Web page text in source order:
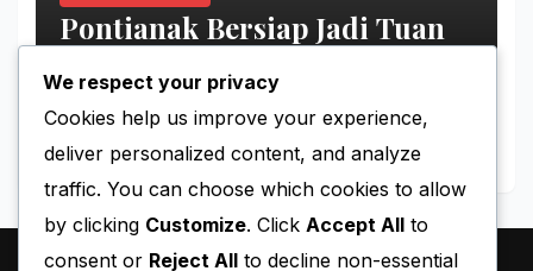
Pontianak Bersiap Jadi Tuan
Rumah Ajang Voli Asia
We respect your privacy
Cookies help us improve your experience,
deliver personalized content, and analyze
traffic. You can choose which cookies to allow
by clicking Customize. Click Accept All to
consent or Reject All to decline non-essential